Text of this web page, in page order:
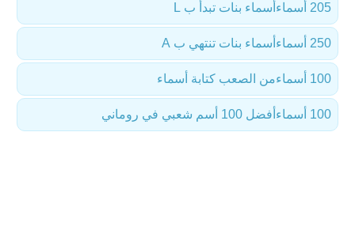
أسماء بنات تبدأ ب L 205 أسماء
أسماء بنات تنتهي ب A 250 أسماء
من الصعب كتابة أسماء 100 أسماء
أفضل 100 أسم شعبي في روماني 100 أسماء